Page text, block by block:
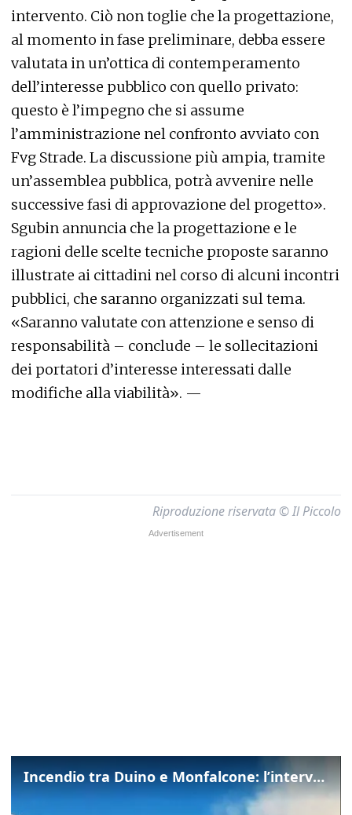
intervento. Ciò non toglie che la progettazione,
al momento in fase preliminare, debba essere
valutata in un’ottica di contemperamento
dell’interesse pubblico con quello privato:
questo è l’impegno che si assume
l’amministrazione nel confronto avviato con
Fvg Strade. La discussione più ampia, tramite
un’assemblea pubblica, potrà avvenire nelle
successive fasi di approvazione del progetto».
Sgubin annuncia che la progettazione e le
ragioni delle scelte tecniche proposte saranno
illustrate ai cittadini nel corso di alcuni incontri
pubblici, che saranno organizzati sul tema.
«Saranno valutate con attenzione e senso di
responsabilità – conclude – le sollecitazioni
dei portatori d’interesse interessati dalle
modifiche alla viabilità». —
Riproduzione riservata © Il Piccolo
Incendio tra Duino e Monfalcone: l’intervento dei vigili del fuoco